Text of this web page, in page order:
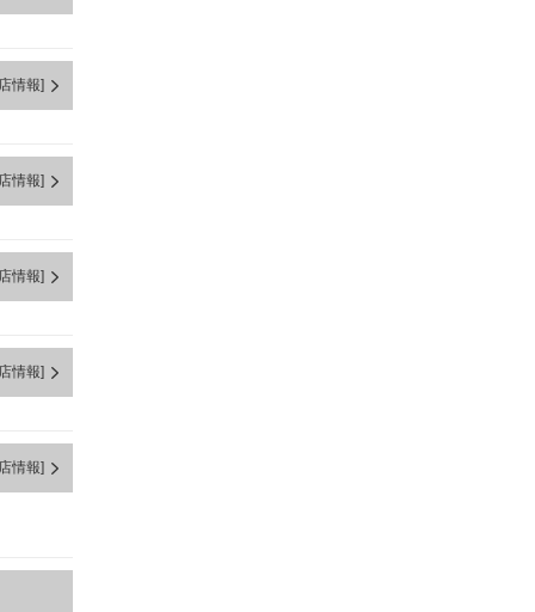
情報]
情報]
情報]
情報]
情報]